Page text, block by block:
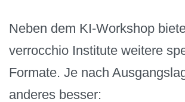
Neben dem KI-Workshop
verrocchio Institute weitere
Formate. Je nach
anderes besser: